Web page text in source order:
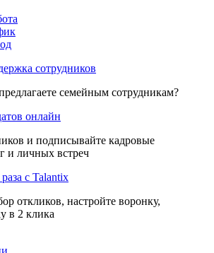
сотрудников
семейным сотрудникам?
онлайн
и подписывайте кадровые
и личных встреч
с Talantix
откликов, настройте воронку,
в 2 клика